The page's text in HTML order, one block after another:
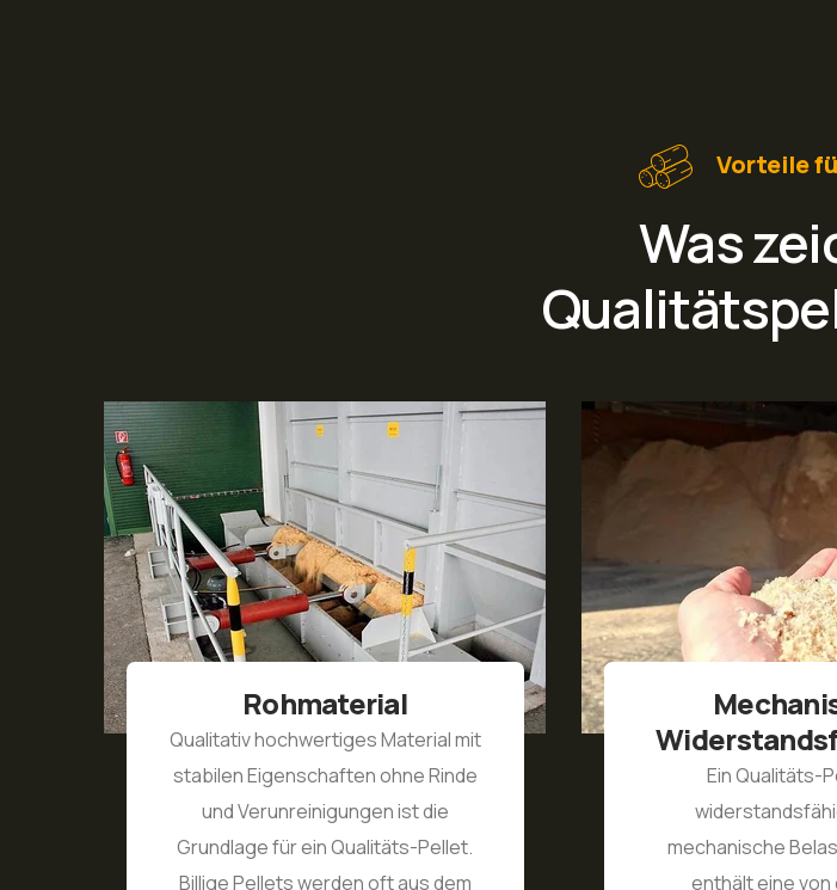
Vorteile
Was
Material mit
ohne Rinde
ein Qualitäts-Pellet.
Mechanische
Widerstandsfähigkeit
Ein Qualitäts-Pellet ist
widerstandsfähig gegen
mechanische Belastungen und
enthält eine von der Norm